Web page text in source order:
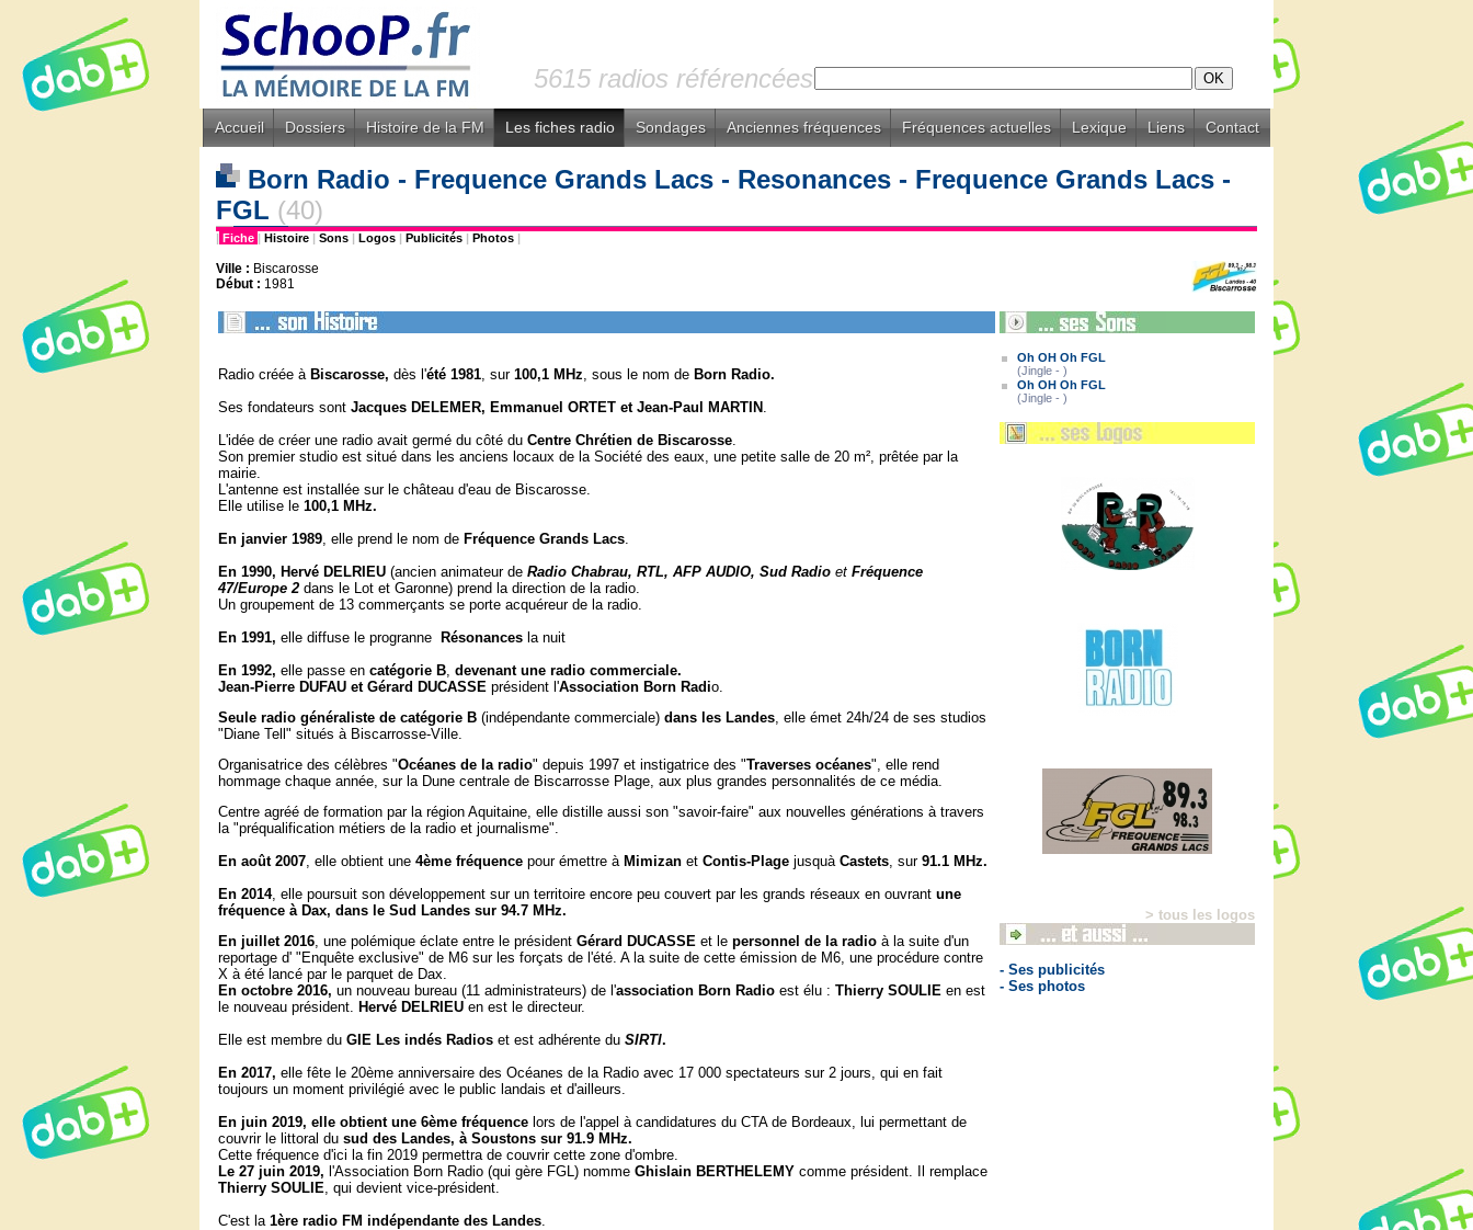
5615 radios référencées
Accueil Dossiers Histoire de la FM Les fiches radio Sondages Anciennes fréquences Fréquences actuelles Lexique Liens Contact
Born Radio - Frequence Grands Lacs - Resonances - Frequence Grands Lacs -
FGL (40)
| Fiche | Histoire | Sons | Logos | Publicités | Photos |
Ville : Biscarosse
Début : 1981
Radio créée à Biscarosse, dès l'été 1981, sur 100,1 MHz, sous le nom de Born Radio.
Ses fondateurs sont Jacques DELEMER, Emmanuel ORTET et Jean-Paul MARTIN .
L'idée de créer une radio avait germé du côté du Centre Chrétien de Biscarosse.
Son premier studio est situé dans les anciens locaux de la Société des eaux, une petite salle de 20 m², prêtée par la
mairie.
L'antenne est installée sur le château d'eau de Biscarosse.
Elle utilise le 100,1 MHz.
En janvier 1989, elle prend le nom de Fréquence Grands Lacs.
En 1990, Hervé DELRIEU (ancien animateur de Radio Chabrau, RTL, AFP AUDIO, Sud Radio et Fréquence
47/Europe 2 dans le Lot et Garonne) prend la direction de la radio.
Un groupement de 13 commerçants se porte acquéreur de la radio.
En 1991, elle diffuse le progranne Résonances la nuit
En 1992, elle passe en catégorie B, devenant une radio commerciale.
Jean-Pierre DUFAU et Gérard DUCASSE président l'Association Born Radio.
Seule radio généraliste de catégorie B (indépendante commerciale) dans les Landes, elle émet 24h/24 de ses studios
"Diane Tell" situés à Biscarrosse-Ville.
Organisatrice des célèbres "Océanes de la radio" depuis 1997 et instigatrice des "Traverses océanes", elle rend
hommage chaque année, sur la Dune centrale de Biscarrosse Plage, aux plus grandes personnalités de ce média.
Centre agréé de formation par la région Aquitaine, elle distille aussi son "savoir-faire" aux nouvelles générations à travers
la "préqualification métiers de la radio et journalisme".
En août 2007, elle obtient une 4ème fréquence pour émettre à Mimizan et Contis-Plage jusquà Castets, sur 91.1 MHz.
En 2014, elle poursuit son développement sur un territoire encore peu couvert par les grands réseaux en ouvrant une
fréquence à Dax, dans le Sud Landes sur 94.7 MHz.
En juillet 2016, une polémique éclate entre le président Gérard DUCASSE et le personnel de la radio à la suite d'un
reportage d' "Enquête exclusive" de M6 sur les forçats de l'été. A la suite de cette émission de M6, une procédure contre
X à été lancé par le parquet de Dax.
En octobre 2016, un nouveau bureau (11 administrateurs) de l'association Born Radio est élu : Thierry SOULIE en est
le nouveau président. Hervé DELRIEU en est le directeur.
Elle est membre du GIE Les indés Radios et est adhérente du SIRTI.
En 2017, elle fête le 20ème anniversaire des Océanes de la Radio avec 17 000 spectateurs sur 2 jours, qui en fait
toujours un moment privilégié avec le public landais et d'ailleurs.
En juin 2019, elle obtient une 6ème fréquence lors de l'appel à candidatures du CTA de Bordeaux, lui permettant de
couvrir le littoral du sud des Landes, à Soustons sur 91.9 MHz.
Cette fréquence d'ici la fin 2019 permettra de couvrir cette zone d'ombre.
Le 27 juin 2019, l'Association Born Radio (qui gère FGL) nomme Ghislain BERTHELEMY comme président. Il remplace
Thierry SOULIE, qui devient vice-président.
C'est la 1ère radio FM indépendante des Landes.
Oh OH Oh FGL
(Jingle - )
Oh OH Oh FGL
(Jingle - )
> tous les logos
- Ses publicités
- Ses photos